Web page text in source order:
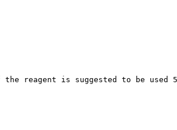
reagent is suggested to be